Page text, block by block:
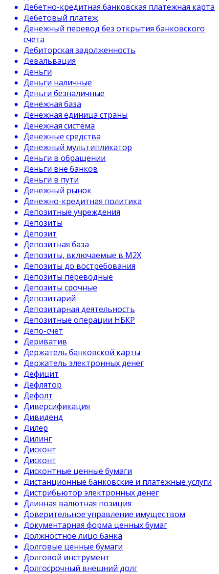
Дебетно-кредитная банковская платежная карта
Дебетовый платеж
Денежный перевод без открытия банковского
счета
Дебиторская задолженность
Девальвация
Деньги
Деньги наличные
Деньги безналичные
Денежная база
Денежная единица страны
Денежная система
Денежные средства
Денежный мультипликатор
Деньги в обращении
Деньги вне банков
Деньги в пути
Денежный рынок
Денежно-кредитная политика
Депозитные учреждения
Депозиты
Депозит
Депозитная база
Депозиты, включаемые в М2Х
Депозиты до востребования
Депозиты переводные
Депозиты срочные
Депозитарий
Депозитарная деятельность
Депозитные операции НБКР
Депо-счет
Дериватив
Держатель банковской карты
Держатель электронных денег
Дефицит
Дефлятор
Дефолт
Диверсификация
Дивиденд
Дилер
Дилинг
Дисконт
Дисконт
Дисконтные ценные бумаги
Дистанционные банковские и платежные услуги
Дистрибьютор электронных денег
Длинная валютная позиция
Доверительное управление имуществом
Документарная форма ценных бумаг
Должностное лицо банка
Долговые ценные бумаги
Долговой инструмент
Долгосрочный внешний долг